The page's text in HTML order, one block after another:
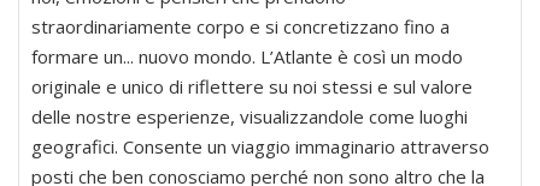
straordinariamente corpo e si concretizzano fino a
formare un... nuovo mondo. L’Atlante è così un modo
originale e unico di riflettere su noi stessi e sul valore
delle nostre esperienze, visualizzandole come luoghi
geografici. Consente un viaggio immaginario attraverso
posti che ben conosciamo perché non sono altro che la